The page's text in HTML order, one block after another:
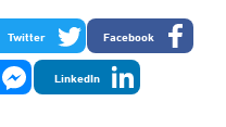
Facebook
Twitter
LinkedIn